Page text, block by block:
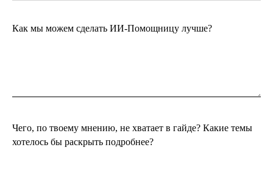
Как мы можем сделать ИИ-Помощницу лучше?
Чего, по твоему мнению, не хватает в гайде? Какие темы
хотелось бы раскрыть подробнее?